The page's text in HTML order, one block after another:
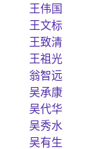
王伟国
王文标
王致清
王祖光
翁智远
吴承康
吴代华
吴秀水
吴有生